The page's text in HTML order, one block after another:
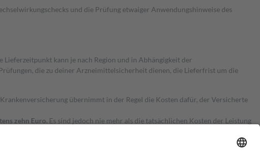
und die Prüfung etwaiger Anwendungshinweise des
kann je nach Region und in Abhängigkeit der
die zu deiner Arzneimittelsicherheit dienen, die Lieferfrist um die
übernimmt in der Regel die Kosten dafür, der Versicherte
zehn Euro. Es sind jedoch nie mehr als die tatsächlichen Kosten der Leistung